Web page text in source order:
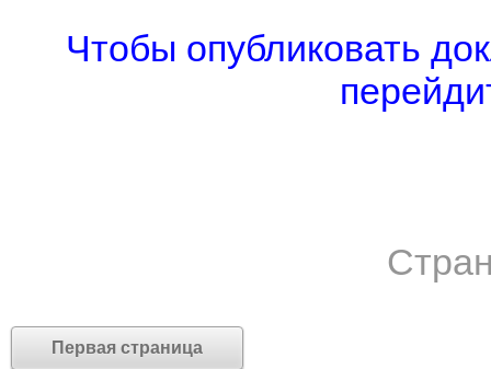
Чтобы опубликовать
Первая страница